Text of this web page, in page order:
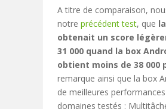
A titre de comparaison,
notre précédent test, que
obtenait un score
31 000 quand la box
obtient moins de 38 000
remarque ainsi que la box
de meilleures
domaines testés :